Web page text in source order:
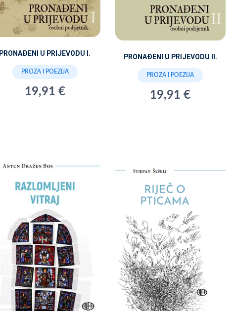
PRONAĐENI U PRIJEVODU I.
PROZA I POEZIJA
19,91 €
PRONAĐENI U PRIJEVODU II.
PROZA I POEZIJA
19,91 €